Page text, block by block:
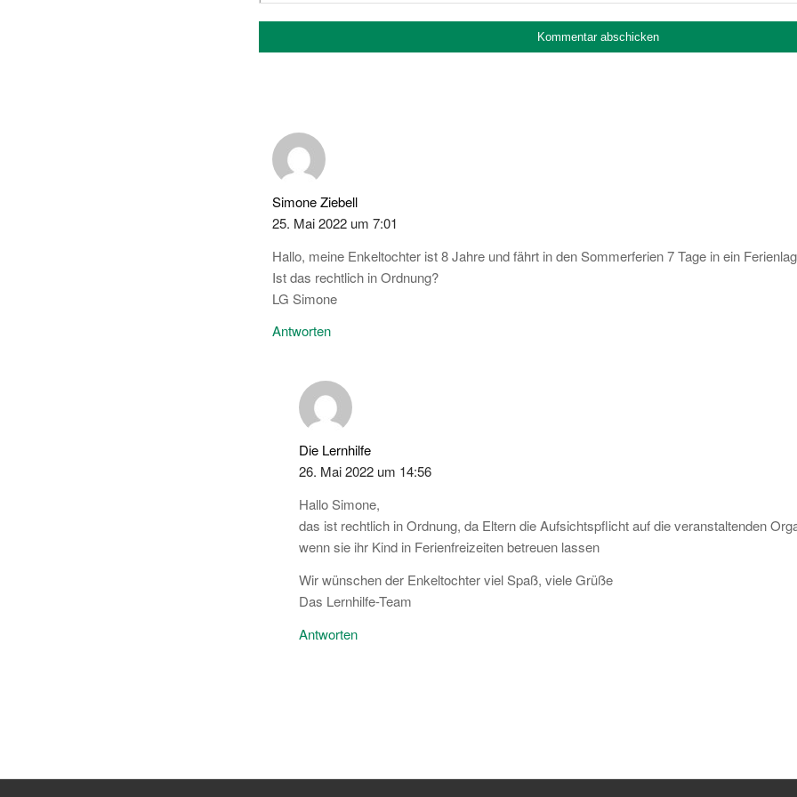
Simone Ziebell
25. Mai 2022 um 7:01
Hallo, meine Enkeltochter ist 8 Jahre und fährt in den Sommerferien 7 Tage in ein
Ist das rechtlich in Ordnung?
LG Simone
Antworten
Die Lernhilfe
26. Mai 2022 um 14:56
Hallo Simone,
das ist rechtlich in Ordnung, da Eltern die Aufsichtspflicht auf die veranstaltenden
wenn sie ihr Kind in Ferienfreizeiten betreuen lassen
Wir wünschen der Enkeltochter viel Spaß, viele Grüße
Das Lernhilfe-Team
Antworten